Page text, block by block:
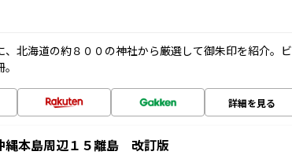
、北海道の約８００の神社から厳選して御朱印を紹介。ビ
詳細を見る
本島周辺１５離島 改訂版